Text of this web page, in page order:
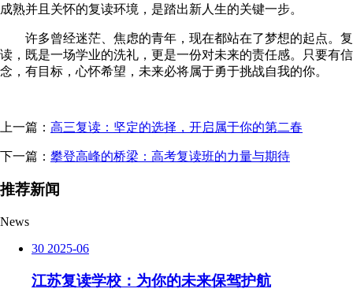
成熟并且关怀的复读环境，是踏出新人生的关键一步。
许多曾经迷茫、焦虑的青年，现在都站在了梦想的起点。复
读，既是一场学业的洗礼，更是一份对未来的责任感。只要有信
念，有目标，心怀希望，未来必将属于勇于挑战自我的你。
上一篇： 高三复读：坚定的选择，开启属于你的第二春
下一篇： 攀登高峰的桥梁：高考复读班的力量与期待
推荐新闻
News
30 2025-06
江苏复读学校：为你的未来保驾护航